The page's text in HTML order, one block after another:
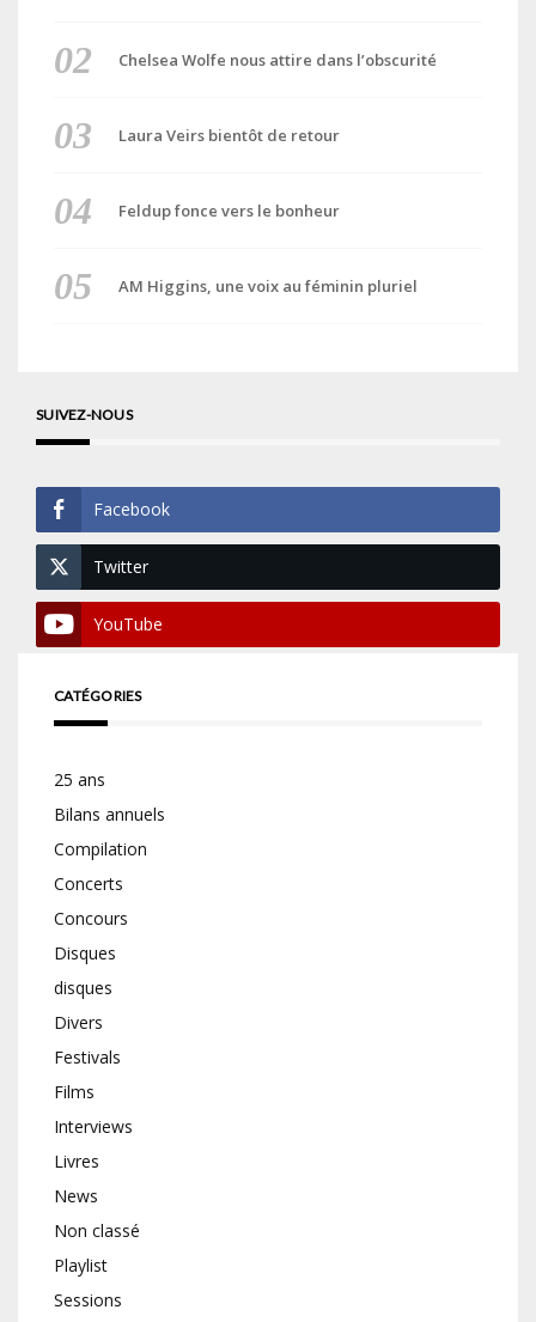
Chelsea Wolfe nous attire dans l’obscurité
Laura Veirs bientôt de retour
Feldup fonce vers le bonheur
AM Higgins, une voix au féminin pluriel
SUIVEZ-NOUS
Facebook
Twitter
YouTube
CATÉGORIES
25 ans
Bilans annuels
Compilation
Concerts
Concours
Disques
disques
Divers
Festivals
Films
Interviews
Livres
News
Non classé
Playlist
Sessions